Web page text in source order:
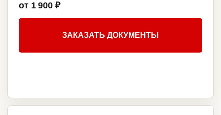
от 1 900 ₽
ЗАКАЗАТЬ ДОКУМЕНТЫ